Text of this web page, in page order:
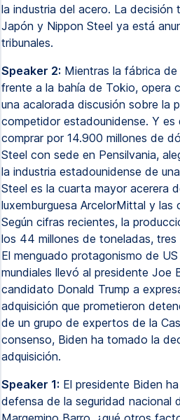
la industria del acero. La decisión
Japón y Nippon Steel ya está
tribunales.
Speaker 2: Mientras la fábrica
frente a la bahía de Tokio, opera
una acalorada discusión sobre la
competidor estadounidense. Y es
comprar por 14.900 millones de
Steel con sede en Pensilvania,
la industria estadounidense de
Steel es la cuarta mayor acerera
luxemburguesa ArcelorMittal y las
Según cifras recientes, la
los 44 millones de toneladas, tres
El menguado protagonismo de
mundiales llevó al presidente Joe
candidato Donald Trump a
adquisición que prometieron
de un grupo de expertos de la
consenso, Biden ha tomado la
adquisición.
Speaker 1: El presidente Biden
defensa de la seguridad nacional